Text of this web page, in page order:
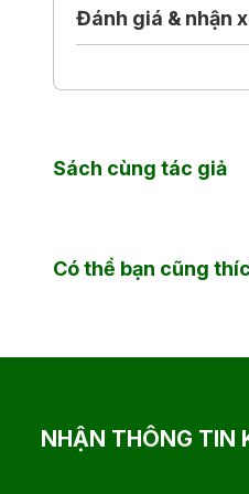
đã tinh tế chạm tới
Đánh giá & nhận
Sách cùng tác giả
Có thể bạn cũng
NHẬN THÔNG TIN